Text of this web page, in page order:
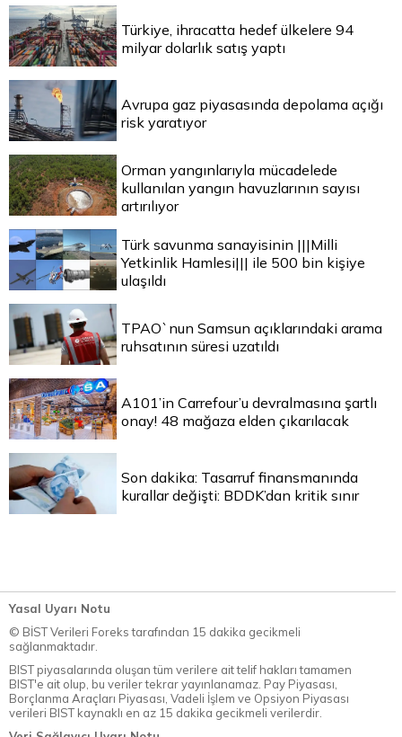
Türkiye, ihracatta hedef ülkelere 94
milyar dolarlık satış yaptı
Avrupa gaz piyasasında depolama açığı
risk yaratıyor
Orman yangınlarıyla mücadelede
kullanılan yangın havuzlarının sayısı
artırılıyor
Türk savunma sanayisinin |||Milli
Yetkinlik Hamlesi||| ile 500 bin kişiye
ulaşıldı
TPAO`nun Samsun açıklarındaki arama
ruhsatının süresi uzatıldı
A101’in Carrefour’u devralmasına şartlı
onay! 48 mağaza elden çıkarılacak
Son dakika: Tasarruf finansmanında
kurallar değişti: BDDK’dan kritik sınır
Yasal Uyarı Notu
© BİST Verileri Foreks tarafından 15 dakika gecikmeli
sağlanmaktadır.
BIST piyasalarında oluşan tüm verilere ait telif hakları tamamen
BIST'e ait olup, bu veriler tekrar yayınlanamaz. Pay Piyasası,
Borçlanma Araçları Piyasası, Vadeli İşlem ve Opsiyon Piyasası
verileri BIST kaynaklı en az 15 dakika gecikmeli verilerdir.